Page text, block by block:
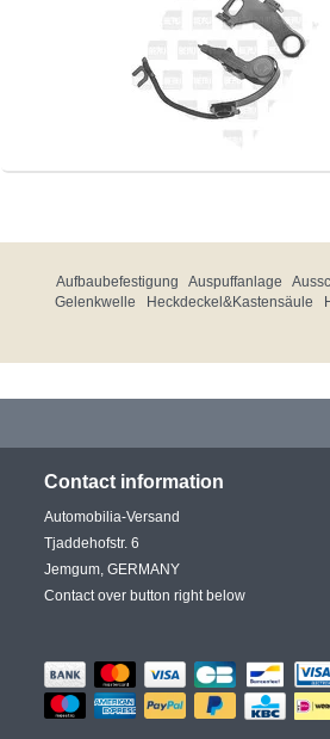
Aufbaubefestigung Auspuffanlage
Gelenkwelle
Heckdeckel&Kastensäule
Contact information
Automobilia-Versand
Tjaddehofstr. 6
Jemgum, GERMANY
Contact over button right below